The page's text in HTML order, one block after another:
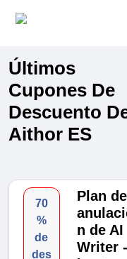
Últimos
Cupones De
Descuento
Aithor ES
70
%
de
des
Plan de
n de AI
Writer -